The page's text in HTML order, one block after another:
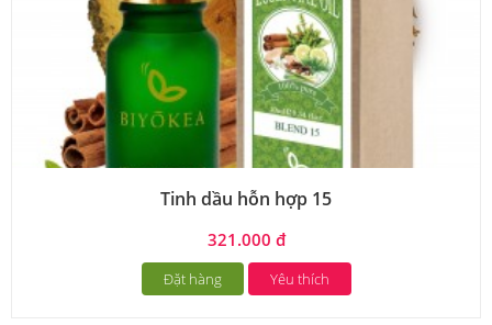
Tinh dầu hỗn hợp 15
321.000 đ
Đặt hàng Yêu thích